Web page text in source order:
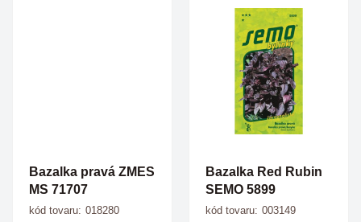
Bazalka pravá ZMES
MS 71707
kód tovaru: 018280
Bazalka Red Rubin
SEMO 5899
kód tovaru: 003149